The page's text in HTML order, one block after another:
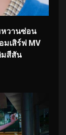
หวานซ่อน
มเสิร์ฟ MV
มสีสัน